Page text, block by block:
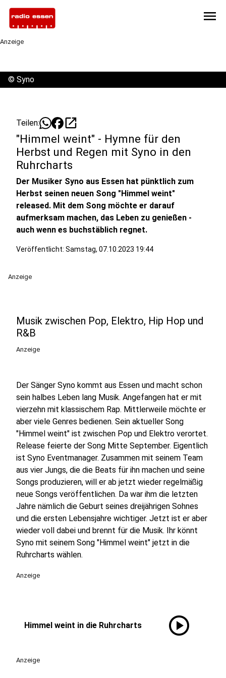
menu
Anzeige
© Syno
Teilen: open_in_new
"Himmel weint" - Hymne für den
Herbst und Regen mit Syno in den
Ruhrcharts
Der Musiker Syno aus Essen hat pünktlich zum
Herbst seinen neuen Song "Himmel weint"
released. Mit dem Song möchte er darauf
aufmerksam machen, das Leben zu genießen -
auch wenn es buchstäblich regnet.
Veröffentlicht: Samstag, 07.10.2023 19:44
Anzeige
Musik zwischen Pop, Elektro, Hip Hop und
R&B
Anzeige
Der Sänger Syno kommt aus Essen und macht schon
sein halbes Leben lang Musik. Angefangen hat er mit
vierzehn mit klassischem Rap. Mittlerweile möchte er
aber viele Genres bedienen. Sein aktueller Song
"Himmel weint" ist zwischen Pop und Elektro verortet.
Release feierte der Song Mitte September. Eigentlich
ist Syno Eventmanager. Zusammen mit seinem Team
aus vier Jungs, die die Beats für ihn machen und seine
Songs produzieren, will er ab jetzt wieder regelmäßig
neue Songs veröffentlichen. Da war ihm die letzten
Jahre nämlich die Geburt seines dreijährigen Sohnes
und die ersten Lebensjahre wichtiger. Jetzt ist er aber
wieder voll dabei und brennt für die Musik. Ihr könnt
Syno mit seinem Song "Himmel weint" jetzt in die
Ruhrcharts wählen.
Anzeige
Himmel weint in die Ruhrcharts play_circle
Anzeige